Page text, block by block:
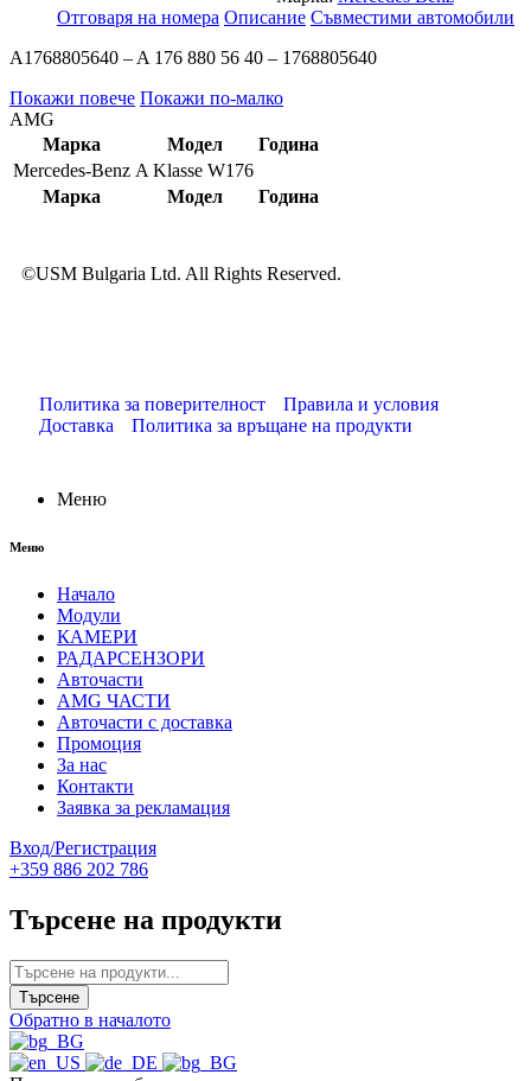
Отговаря на номера Описание Съвместими автомобили
A1768805640 – A 176 880 56 40 – 1768805640
Покажи повече Покажи по-малко
AMG
Марка
Модел Година
Марка Модел Година
Mercedes-Benz A Klasse W176
©USM Bulgaria Ltd. All Rights Reserved.
Политика за поверителност
Правила и условия
Доставка
Политика за връщане на продукти
Меню
Меню
Начало
Модули
КАМЕРИ
РАДАРСЕНЗОРИ
Авточасти
AMG ЧАСТИ
Авточасти с доставка
Промоция
За нас
Контакти
Заявка за рекламация
Вход/Регистрация
+359 886 202 786
Търсене на продукти
Обратно в началото